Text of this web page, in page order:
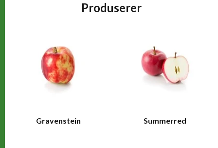
Produserer
Gravenstein Summerred